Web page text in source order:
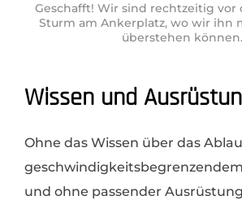
Geschafft! Wir sind rechtzeitig vor
Sturm am Ankerplatz, wo wir ihn
überstehen können.
Wissen und
Ohne das Wissen über das
und ohne passender